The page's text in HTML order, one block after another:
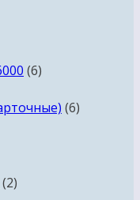
66
66
2товара